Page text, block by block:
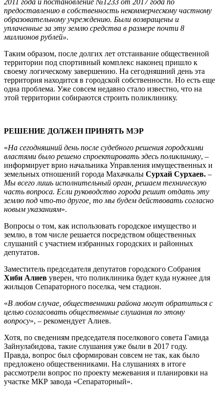
предоставлению в собственность некоммерческому частному
образовательному учреждению. Были возвращены и
уплаченные за эту землю средства в размере почти 8
миллионов рублей».
Таким образом, после долгих лет отстаивание общественной
территории под спортивный комплекс наконец пришло к
своему логическому завершению. На сегодняшний день эта
территория находится в городской собственности. Но есть еще
одна проблема. Уже совсем недавно стало известно, что на
этой территории собираются строить поликлинику.
РЕШЕНИЕ ДОЛЖЕН ПРИНЯТЬ МЭР
«На сегодняшний день после судебного решения городскими
властями было решено спроектировать здесь поликлинику, –
информирует врио начальника Управления имущественных и
земельных отношений города Махачкалы Сурхай Сурхаев. –
Мы всего лишь исполнительный орган, решаем техническую
часть вопроса. Если руководство города решит отдать эту
землю под что-то другое, то мы будем действовать согласно
новым указаниям».
Вопросы о том, как использовать городское имущество и
землю, в том числе решается посредством общественных
слушаний с участием избранных городских и районных
депутатов.
Заместитель председателя депутатов городского Собрания
Хиби Алиев уверен, что поликлиника будет куда нужнее для
жильцов Сепараторного поселка, чем стадион.
«В любом случае, общественники района могут обратиться с
целью согласовать общественные слушания по этому
вопросу», – рекомендует Алиев.
Хотя, по сведениям председателя поселкового совета Гамида
Зайнулабидова, такие слушания уже были в 2017 году.
Правда, вопрос был сформирован совсем не так, как было
предложено общественниками. На слушаниях в итоге
рассмотрели вопрос по проекту межевания и планировки на
участке МКР завода «Сепараторный».